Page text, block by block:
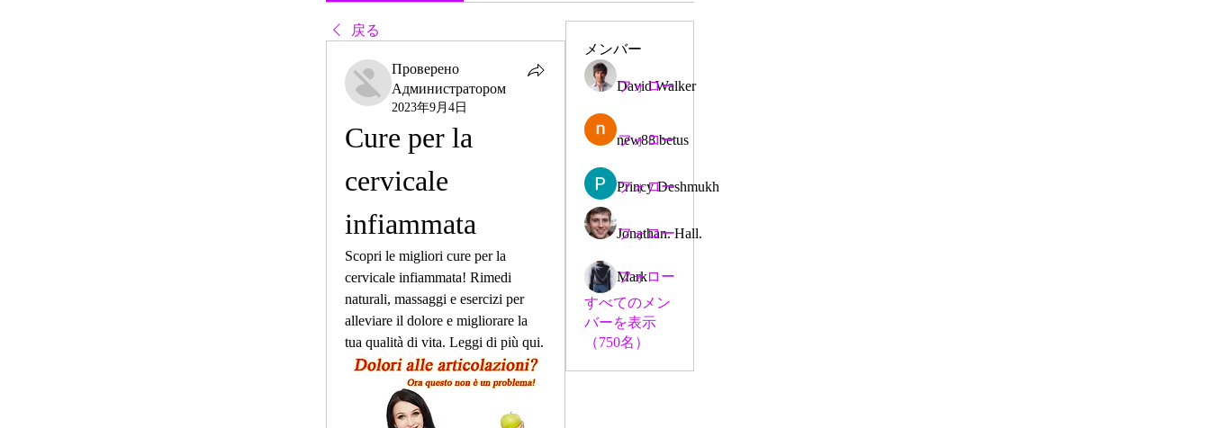
戻る
Проверено
Администратором
2023年9月4日
Cure per la
cervicale
infiammata
Scopri le migliori cure per la
cervicale infiammata! Rimedi
naturali, massaggi e esercizi per
alleviare il dolore e migliorare la
tua qualità di vita. Leggi di più qui.
メンバー
David Walker
フォロー
new88 betus
フォロー
Princy Deshmukh
フォロー
Jonathan. Hall.
フォロー
Mark
フォロー
すべてのメン
バーを表示
（750名）